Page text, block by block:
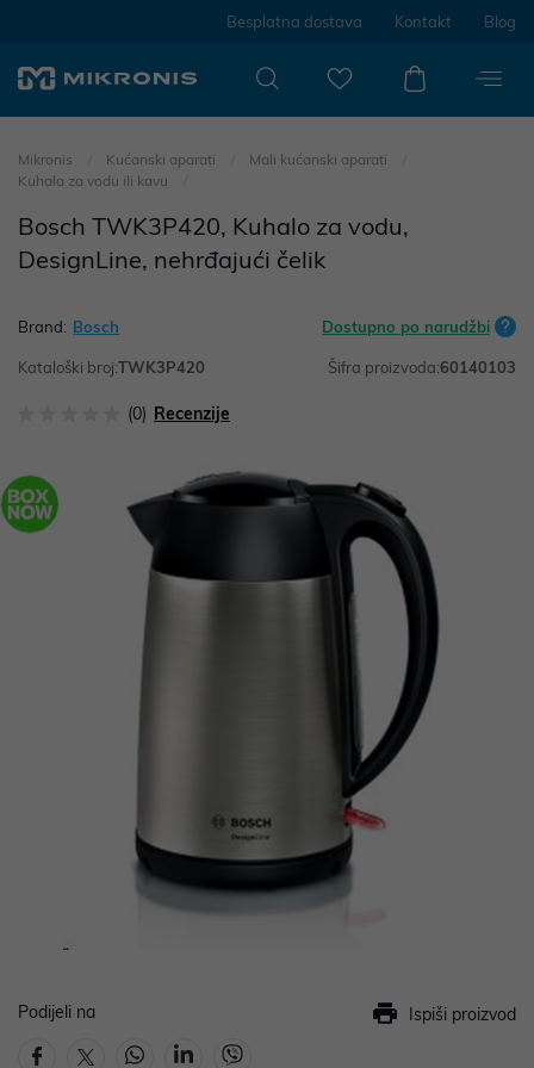
Besplatna dostava Kontakt Blog
Mikronis Kućanski aparati
Mali kućanski aparati
Kuhala za vodu ili kavu
Bosch TWK3P420, Kuhalo za vodu,
DesignLine, nehrđajući čelik
Brand: Bosch Dostupno po narudžbi
Kataloški broj:TWK3P420 Šifra proizvoda:60140103
(0) Recenzije
Podijeli na Ispiši proizvod